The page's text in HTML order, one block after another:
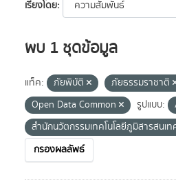
เรียงโดย
พบ 1 ชุดข้อมูล
แท็ค: ภัยพิบัติ ภัยธรรมราชาติ
Open Data Common
รูปแบบ:
สำนักนวัตกรรมเทคโนโลยีภูมิสารสนเท
กรองผลลัพธ์